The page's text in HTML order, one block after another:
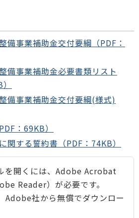
備事業補助金交付要綱（PDF：
備事業補助金必要書類リスト
備事業補助金交付要綱(様式)
：69KB）
関する誓約書（PDF：74KB）
を開くには、Adobe Acrobat
Reader）が必要です。
Adobe社から無償でダウンロー